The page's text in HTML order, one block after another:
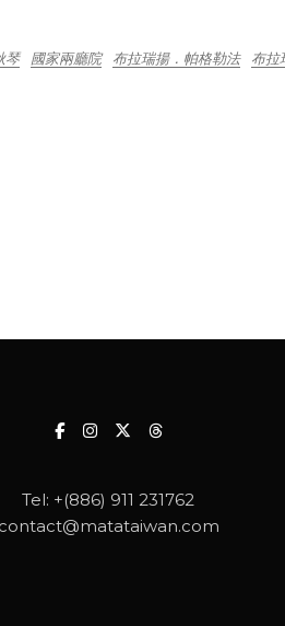
琴 國家兩廳院 布拉瑞揚．帕格勒法 布拉
Tel: +(886) 911 231762
contact@matataiwan.com